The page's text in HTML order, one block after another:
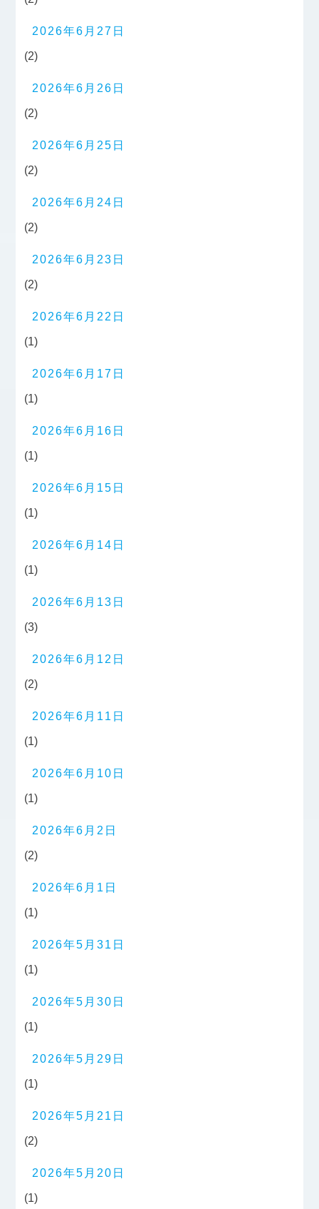
2026年6月27日
(2)
2026年6月26日
(2)
2026年6月25日
(2)
2026年6月24日
(2)
2026年6月23日
(2)
2026年6月22日
(1)
2026年6月17日
(1)
2026年6月16日
(1)
2026年6月15日
(1)
2026年6月14日
(1)
2026年6月13日
(3)
2026年6月12日
(2)
2026年6月11日
(1)
2026年6月10日
(1)
2026年6月2日
(2)
2026年6月1日
(1)
2026年5月31日
(1)
2026年5月30日
(1)
2026年5月29日
(1)
2026年5月21日
(2)
2026年5月20日
(1)